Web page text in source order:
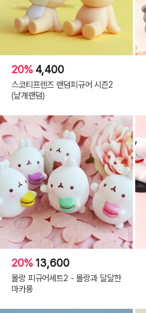
20% 4,400
스코티프렌즈 랜덤피규어 시즌2
(낱개랜덤)
20% 13,600
몰랑 피규어세트2 - 몰랑과 달달한
마카롱